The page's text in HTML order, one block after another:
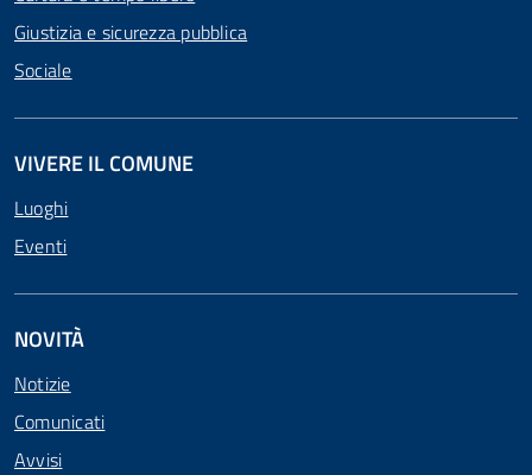
Giustizia e sicurezza pubblica
Sociale
VIVERE IL COMUNE
Luoghi
Eventi
NOVITÀ
Notizie
Comunicati
Avvisi